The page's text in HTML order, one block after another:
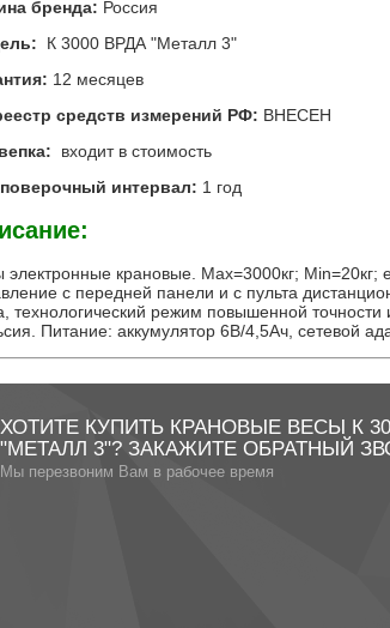
бренда: Россия
К 3000 ВРДА "Металл 3"
12 месяцев
средств измерений РФ: ВНЕСЕН
: входит в стоимость
интервал: 1 год
электронные крановые. Мах=3000кг; Min=20кг;
с передней панели и с пульта
технологический режим повышенной
Питание: аккумулятор 6В/4,5Ач, сетевой
ХОТИТЕ КУПИТЬ КРАНОВЫЕ ВЕСЫ К
"МЕТАЛЛ 3"? ЗАКАЖИТЕ ОБРАТНЫЙ
Мы перезвоним Вам в рабочее время